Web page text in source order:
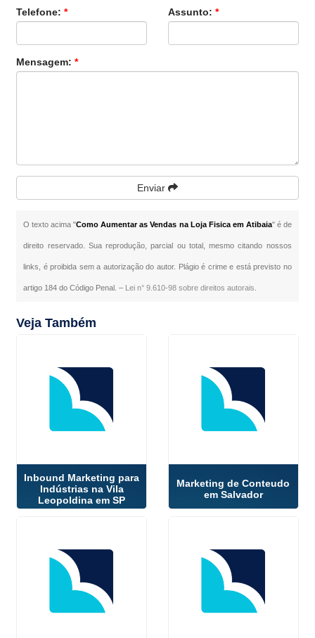
Telefone:* Assunto: *
Mensagem:*
Enviar
O texto acima "Como Aumentar as Vendas na Loja Fisica em Atibaia" é de
direito reservado. Sua reprodução, parcial ou total, mesmo citando nossos
links, é proibida sem a autorização do autor. Plágio é crime e está previsto no
artigo 184 do Código Penal. – Lei n° 9.610-98 sobre direitos autorais
Veja Também
Inbound Marketing para
Indústrias na Vila
Leopoldina em SP
Marketing de Conteudo
em Salvador